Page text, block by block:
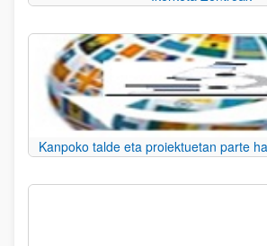
Kanpoko talde eta proiektuetan parte